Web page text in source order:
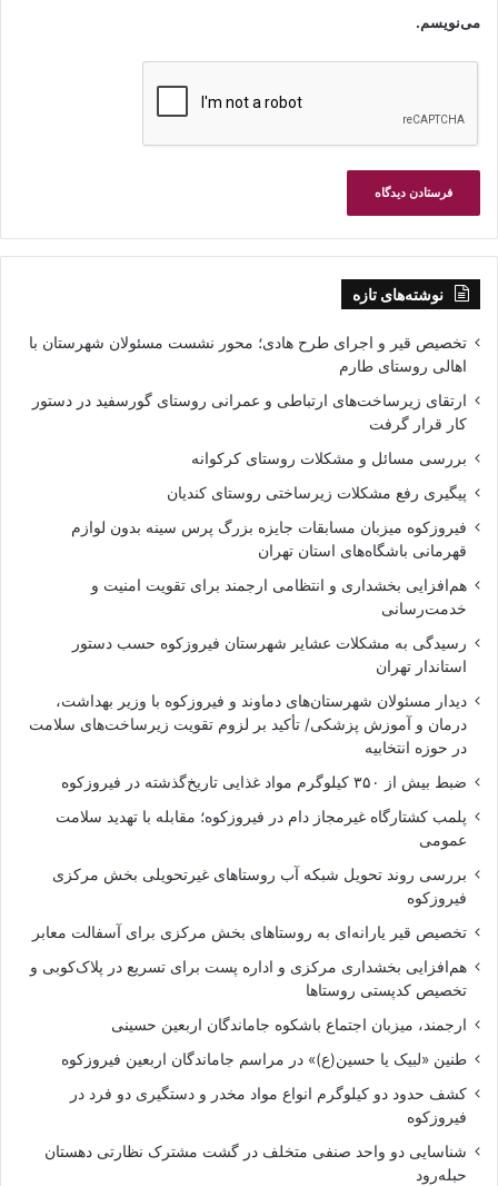
می‌نویسم.
نوشته‌های تازه
تخصیص قیر و اجرای طرح هادی؛ محور نشست مسئولان شهرستان با
اهالی روستای طارم
ارتقای زیرساخت‌های ارتباطی و عمرانی روستای گورسفید در دستور
کار قرار گرفت
بررسی مسائل و مشکلات روستای کرکوانه
پیگیری رفع مشکلات زیرساختی روستای کندیان
فیروزکوه میزبان مسابقات جایزه بزرگ پرس سینه بدون لوازم
قهرمانی باشگاه‌های استان تهران
هم‌افزایی بخشداری و انتظامی ارجمند برای تقویت امنیت و
خدمت‌رسانی
رسیدگی به مشکلات عشایر شهرستان فیروزکوه حسب دستور
استاندار تهران
دیدار مسئولان شهرستان‌های دماوند و فیروزکوه با وزیر بهداشت،
درمان و آموزش پزشکی/ تأکید بر لزوم تقویت زیرساخت‌های سلامت
در حوزه انتخابیه
ضبط بیش از ۳۵۰ کیلوگرم مواد غذایی تاریخ‌گذشته در فیروزکوه
پلمب کشتارگاه غیرمجاز دام در فیروزکوه؛ مقابله با تهدید سلامت
عمومی
بررسی روند تحویل شبکه آب روستاهای غیرتحویلی بخش مرکزی
فیروزکوه
تخصیص قیر یارانه‌ای به روستاهای بخش مرکزی برای آسفالت معابر
هم‌افزایی بخشداری مرکزی و اداره پست برای تسریع در پلاک‌کوبی و
تخصیص کدپستی روستاها
ارجمند، میزبان اجتماع باشکوه جاماندگان اربعین حسینی
طنین «لبیک یا حسین(ع)» در مراسم جاماندگان اربعین فیروزکوه
کشف حدود دو کیلوگرم انواع مواد مخدر و دستگیری دو فرد در
فیروزکوه
شناسایی دو واحد صنفی متخلف در گشت مشترک نظارتی دهستان
حبله‌رود